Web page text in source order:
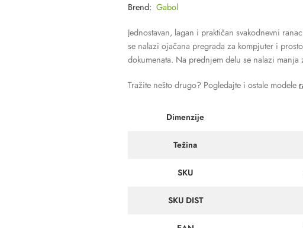
Brend: Gabol
Jednostavan, lagan i praktičan svakodnevni
se nalazi ojačana pregrada za kompjuter i
dokumenata. Na prednjem delu se nalazi
Tražite nešto drugo? Pogledajte i ostale modele
Dimenzije
Težina
SKU
SKU DIST